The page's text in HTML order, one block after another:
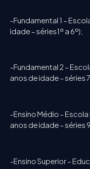
-Fundamental 1 –
idade – séries1º a 6º);
-Fundamental 2 –
anos de idade – séries
-Ensino Médio –
anos de idade – séries
-Ensino Superior –